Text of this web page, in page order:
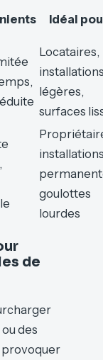
Idéal
Locataires,
légères,
surfaces
goulottes
lourdes
de
des
provoquer